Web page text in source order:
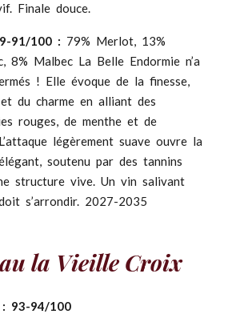
Finale douce.
91/100 : 79% Merlot, 13%
8% Malbec La Belle Endormie n’a
! Elle évoque de la finesse,
du charme en alliant des
rouges, de menthe et de
légèrement suave ouvre la
soutenu par des tannins
structure vive. Un vin salivant
s’arrondir. 2027-2035
la Vieille Croix
93-94/100